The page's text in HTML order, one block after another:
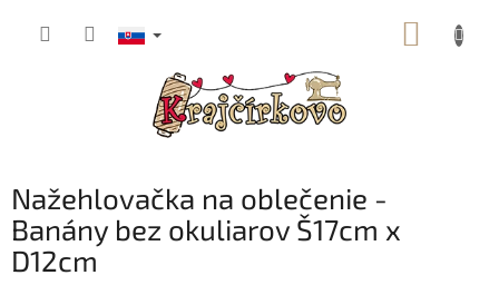
Nažehlovačka na oblečenie -
Banány bez okuliarov Š17cm x
D12cm